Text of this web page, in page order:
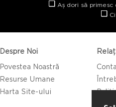
Aș dori să
Despre Noi
Povestea Noastră
Resurse Umane
Harta Site-ului